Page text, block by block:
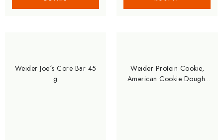
Weider Joe´s Core Bar 45
g
Weider Protein Cookie,
American Cookie Dough,